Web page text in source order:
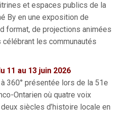
et espaces publics de la
By en une exposition de
format, de projections animées
les communautés
11 au 13 juin 2026
360° présentée lors de la 51e
Ontarien où quatre voix
siècles d’histoire locale en